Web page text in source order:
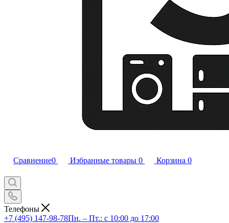
Сравнение0 Избранные товары 0 Корзина 0
Телефоны
+7 (495) 147-98-78Пн. – Пт.: с 10:00 до 17:00